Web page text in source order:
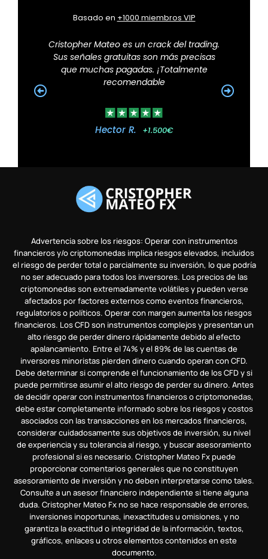
Basado en +1000 miembros VIP
Cristopher Mateo es un crack del trading.
Sus señales gratuitas son más precisas
que muchas pagadas. ¡Totalmente
recomendable
Hector R. +1.500€
Advertencia sobre los riesgos: Operar con instrumentos
financieros y/o criptomonedas implica riesgos elevados, incluidos
el riesgo de perder total o parcialmente su inversión, lo que podría
no ser adecuado para todos los inversores. Los precios de las
criptomonedas son extremadamente volátiles y pueden verse
afectados por factores externos como eventos financieros,
regulatorios o políticos. Operar con margen aumenta los riesgos
financieros. Los CFD son instrumentos complejos y presentan un
alto riesgo de perder dinero rápidamente debido al efecto
apalancamiento. Entre el 74% y el 89% de las cuentas de
inversores minoristas pierden dinero cuando operan con CFD.
Debe determinar si comprende el funcionamiento de los CFD y si
puede permitirse asumir el alto riesgo de perder su dinero. Antes
de decidir operar con instrumentos financieros o criptomonedas,
debe estar completamente informado sobre los riesgos y costos
asociados con las transacciones en los mercados financieros,
considerar cuidadosamente sus objetivos de inversión, su nivel
de experiencia y su tolerancia al riesgo, y buscar asesoramiento
profesional si es necesario. Cristopher Mateo Fx puede
proporcionar comentarios generales que no constituyen
asesoramiento de inversión y no deben interpretarse como tales.
Consulte a un asesor financiero independiente si tiene alguna
duda. Cristopher Mateo Fx no se hace responsable de errores,
inversiones inoportunas, inexactitudes u omisiones, y no
garantiza la exactitud o integridad de la información, textos,
gráficos, enlaces u otros elementos contenidos en este
documento.